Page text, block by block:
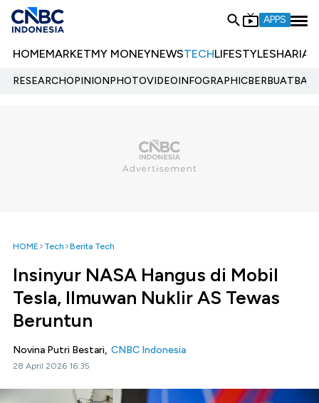
APPS
HOMEMARKETMY MONEYNEWSTECHLIFESTYLESHARIA
RESEARCHOPINIONPHOTOVIDEOINFOGRAPHIC
HOME Tech Berita Tech
Insinyur NASA Hangus di Mobil
Tesla, Ilmuwan Nuklir AS Tewas
Beruntun
Novina Putri Bestari, CNBC Indonesia
28 April 2026 16:35